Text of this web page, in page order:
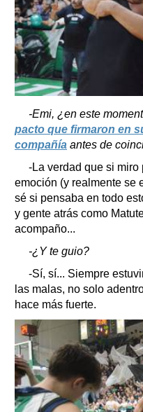
-Emi, ¿en este
pacto que firmaron en
compañía antes de
-La verdad que si miro
emoción (y realmente se
sé si pensaba en todo
y gente atrás como
acompaño...
-¿Y te guio?
-Sí, sí... Siempre
las malas, no solo
hace más fuerte.